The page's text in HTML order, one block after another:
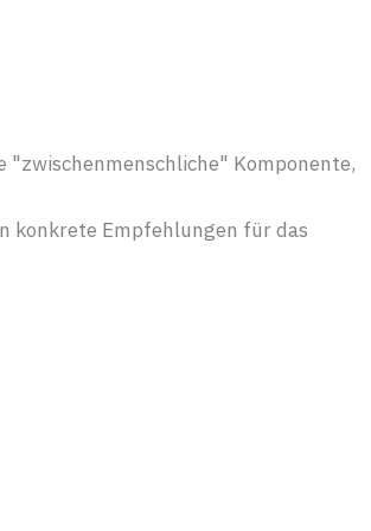
"zwischenmenschliche" Komponente,
konkrete Empfehlungen für das